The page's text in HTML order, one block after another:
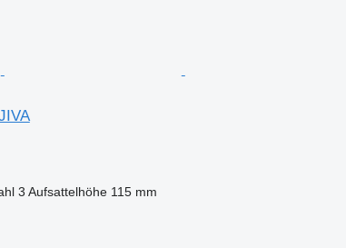
3 Aufsattelhöhe 115 mm